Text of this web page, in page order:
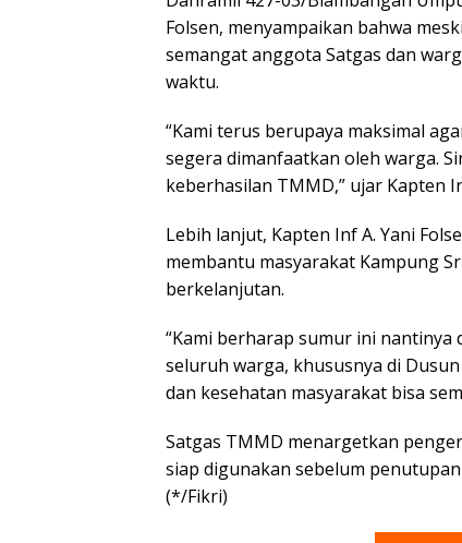
Folsen, menyampaikan bahwa
semangat anggota Satgas dan
waktu.
“Kami terus berupaya maksimal
segera dimanfaatkan oleh warga.
keberhasilan TMMD,” ujar Kapten
Lebih lanjut, Kapten Inf A. Yani
membantu masyarakat Kampung
berkelanjutan.
“Kami berharap sumur ini
seluruh warga, khususnya di
dan kesehatan masyarakat bisa
Satgas TMMD menargetkan
siap digunakan sebelum
(*/Fikri)